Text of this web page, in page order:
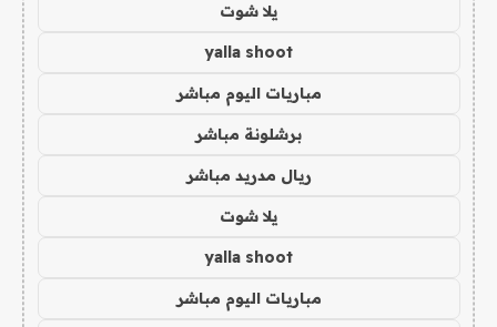
يلا شوت
yalla shoot
مباريات اليوم مباشر
برشلونة مباشر
ريال مدريد مباشر
يلا شوت
yalla shoot
مباريات اليوم مباشر